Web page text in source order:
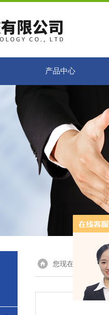
产品中心
您现在的位置：